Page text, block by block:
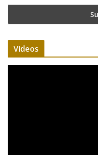
Videos